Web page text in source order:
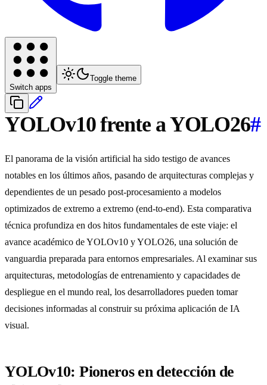
Switch apps
Toggle theme
YOLOv10 frente a YOLO26#
El panorama de la visión artificial ha sido testigo de avances
notables en los últimos años, pasando de arquitecturas complejas y
dependientes de un pesado post-procesamiento a modelos
optimizados de extremo a extremo (end-to-end). Esta comparativa
técnica profundiza en dos hitos fundamentales de este viaje: el
avance académico de YOLOv10 y YOLO26, una solución de
vanguardia preparada para entornos empresariales. Al examinar sus
arquitecturas, metodologías de entrenamiento y capacidades de
despliegue en el mundo real, los desarrolladores pueden tomar
decisiones informadas al construir su próxima aplicación de IA
visual.
YOLOv10: Pioneros en detección de